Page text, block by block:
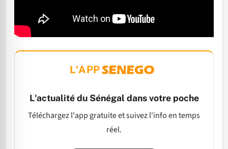
L'APP
L'actualité du Sénégal dans votre poche
Téléchargez l'app gratuite et suivez l'info en temps
réel.